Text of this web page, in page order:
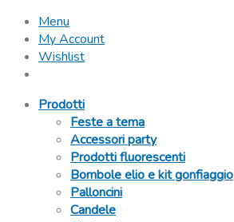
Menu
My Account
Wishlist
Prodotti
Feste a tema
Accessori party
Prodotti fluorescenti
Bombole elio e kit gonfiaggio
Palloncini
Candele